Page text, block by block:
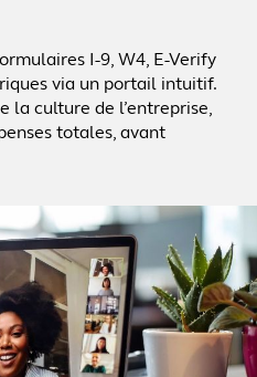
I-9, W4, E-Verify
via un portail intuitif.
la culture de l’entreprise,
totales, avant